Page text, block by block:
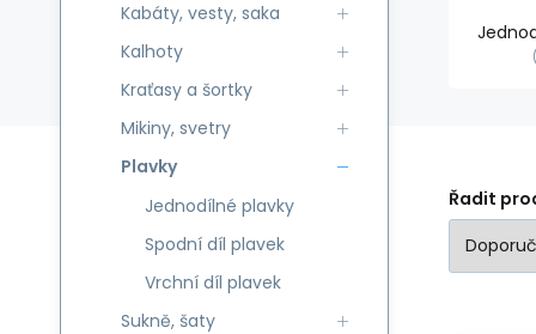
Řadit
Kabáty, vesty, saka
Kalhoty
Kraťasy a šortky
Mikiny, svetry
Plavky
Jednodílné plavky
Spodní díl plavek
Vrchní díl plavek
Sukně, šaty